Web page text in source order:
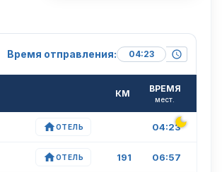
Время отправления:
КМ ВРЕМЯ
мест.
ОТЕЛЬ 04:23
ОТЕЛЬ 191 06:57